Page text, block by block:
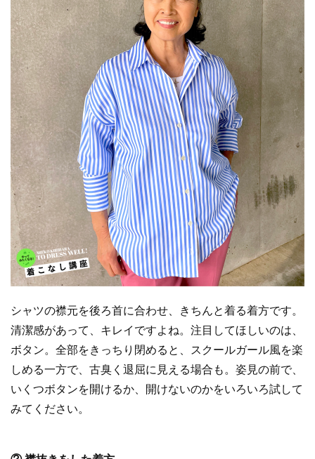
シャツの襟元を後ろ首に合わせ、きちんと着る着方です。
清潔感があって、キレイですよね。注目してほしいのは、
ボタン。全部をきっちり閉めると、スクールガール風を楽
しめる一方で、古臭く退屈に見える場合も。姿見の前で、
いくつボタンを開けるか、開けないのかをいろいろ試して
みてください。